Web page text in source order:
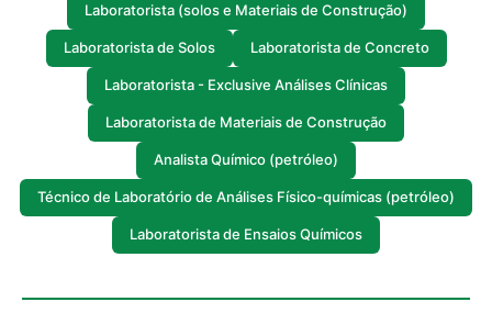
Laboratorista (solos e Materiais de Construção)
Laboratorista de Solos Laboratorista de Concreto
Laboratorista - Exclusive Análises Clínicas
Laboratorista de Materiais de Construção
Analista Químico (petróleo)
Técnico de Laboratório de Análises Físico-químicas (petróleo)
Laboratorista de Ensaios Químicos